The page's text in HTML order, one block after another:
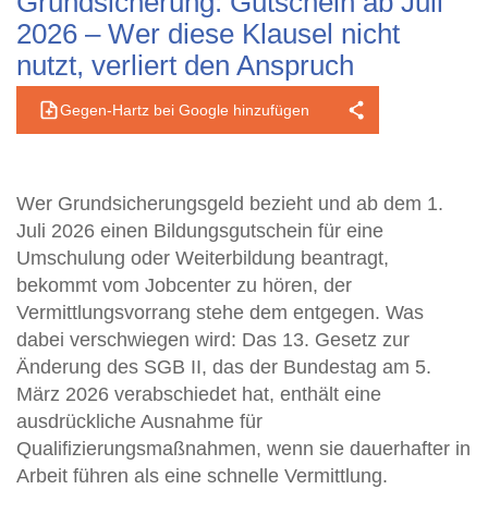
2026 – Wer diese Klausel nicht
nutzt, verliert den Anspruch
Gegen-Hartz bei Google hinzufügen
Wer Grundsicherungsgeld bezieht und ab dem 1.
Juli 2026 einen Bildungsgutschein für eine
Umschulung oder Weiterbildung beantragt,
bekommt vom Jobcenter zu hören, der
Vermittlungsvorrang stehe dem entgegen. Was
dabei verschwiegen wird: Das 13. Gesetz zur
Änderung des SGB II, das der Bundestag am 5.
März 2026 verabschiedet hat, enthält eine
ausdrückliche Ausnahme für
Qualifizierungsmaßnahmen, wenn sie dauerhafter in
Arbeit führen als eine schnelle Vermittlung.